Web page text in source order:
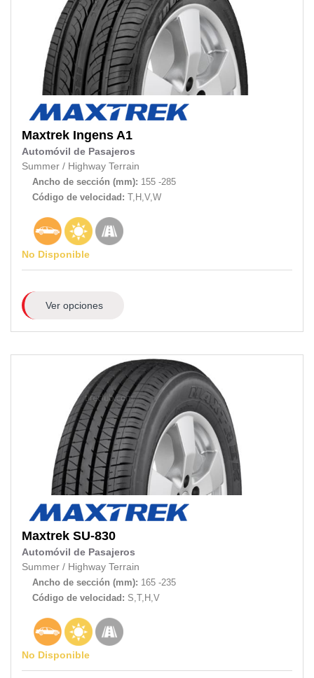
Maxtrek Ingens A1
Automóvil de Pasajeros
Summer / Highway Terrain
Ancho de sección (mm): 155 -285
Código de velocidad: T,H,V,W
No Disponible
Ver opciones
Maxtrek SU-830
Automóvil de Pasajeros
Summer / Highway Terrain
Ancho de sección (mm): 165 -235
Código de velocidad: S,T,H,V
No Disponible